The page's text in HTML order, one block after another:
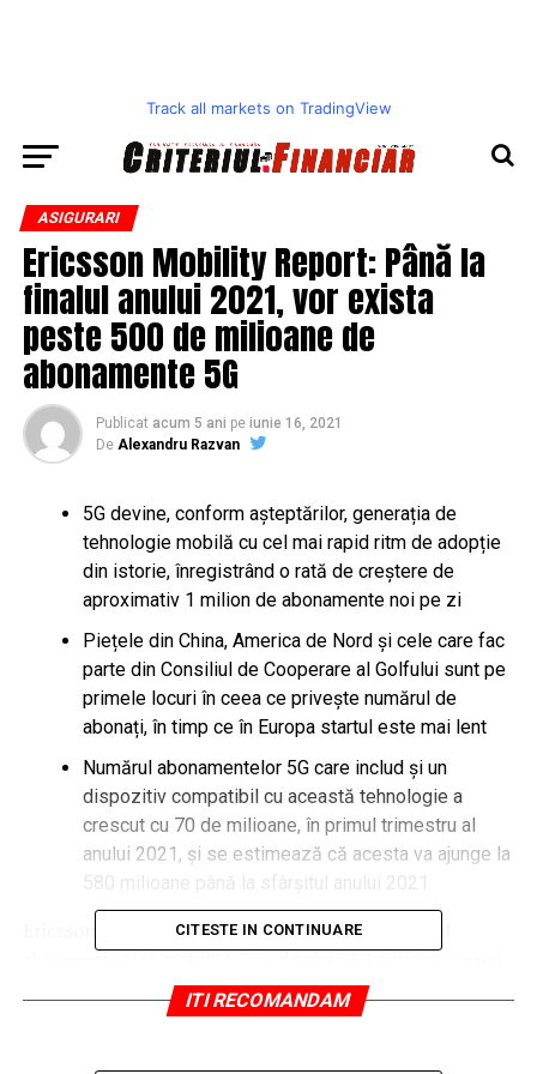
Track all markets on TradingView
ASIGURARI
Ericsson Mobility Report: Până la
finalul anului 2021, vor exista
peste 500 de milioane de
abonamente 5G
Publicat acum 5 ani pe iunie 16, 2021
De Alexandru Razvan
5G devine, conform așteptărilor, generația de
tehnologie mobilă cu cel mai rapid ritm de adopție
din istorie, înregistrând o rată de creștere de
aproximativ 1 milion de abonamente noi pe zi
Piețele din China, America de Nord și cele care fac
parte din Consiliul de Cooperare al Golfului sunt pe
primele locuri în ceea ce privește numărul de
abonați, în timp ce în Europa startul este mai lent
Numărul abonamentelor 5G care includ și un
dispozitiv compatibil cu această tehnologie a
crescut cu 70 de milioane, în primul trimestru al
anului 2021, și se estimează că acesta va ajunge la
580 milioane până la sfârșitul anului 2021
Ericsson (NASDAQ: ERIC) anticipează că numărul
abonamentelor mobile 5G va depăși 580 milioane, până
la sfârșitul anului 2021, în condițiile în care estimările
arată că zilnic sunt încheiate 1 milion de astfel de
CITESTE IN CONTINUARE
ITI RECOMANDAM